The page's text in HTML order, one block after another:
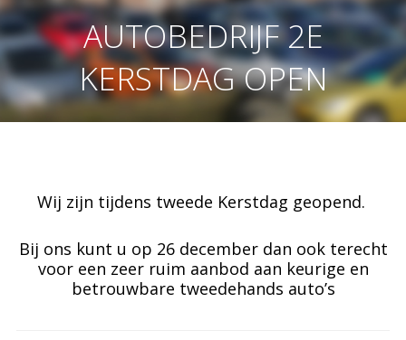
AUTOBEDRIJF 2E
KERSTDAG OPEN
Wij zijn tijdens tweede Kerstdag geopend.
Bij ons kunt u op 26 december dan ook terecht
voor een zeer ruim aanbod aan keurige en
betrouwbare tweedehands auto’s